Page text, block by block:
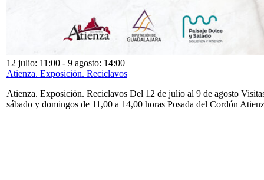
12 julio: 11:00 - 9 agosto: 14:00
Atienza. Exposición. Reciclavos
Atienza. Exposición. Reciclavos Del 12 de julio al 9 de agosto
sábado y domingos de 11,00 a 14,00 horas Posada del Cordón